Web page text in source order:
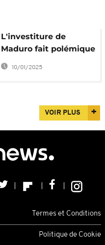
L'investiture de
Maduro fait polémique
au Venezuela
10/01/2025
VOIR PLUS
Termes et Conditions
Politique de Cookie